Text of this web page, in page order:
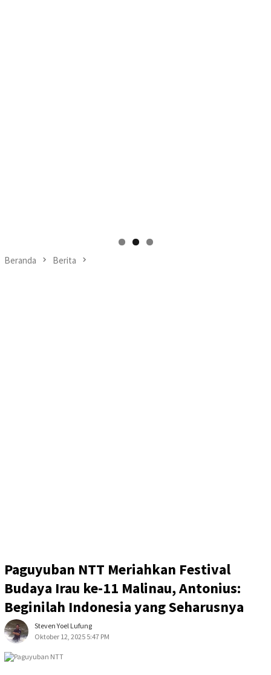
Beranda Berita
Paguyuban NTT Meriahkan Festival
Budaya Irau ke-11 Malinau, Antonius:
Beginilah Indonesia yang Seharusnya
Steven Yoel Lufung
Oktober 12, 2025 5:47 PM